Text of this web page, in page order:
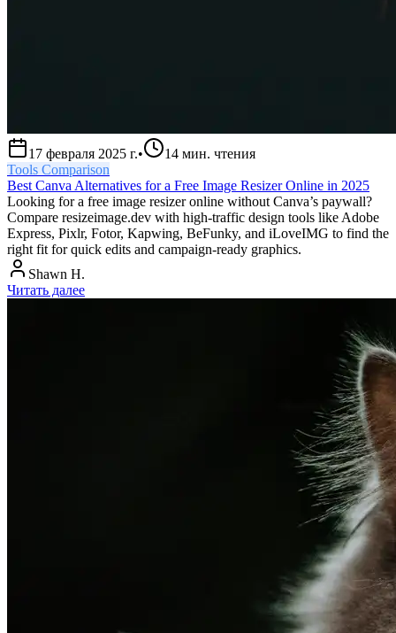
17 февраля 2025 г.• 14 мин. чтения
Tools Comparison
Best Canva Alternatives for a Free Image Resizer Online in 2025
Looking for a free image resizer online without Canva’s paywall?
Compare resizeimage.dev with high-traffic design tools like Adobe
Express, Pixlr, Fotor, Kapwing, BeFunky, and iLoveIMG to find the
right fit for quick edits and campaign-ready graphics.
Shawn H.
Читать далее